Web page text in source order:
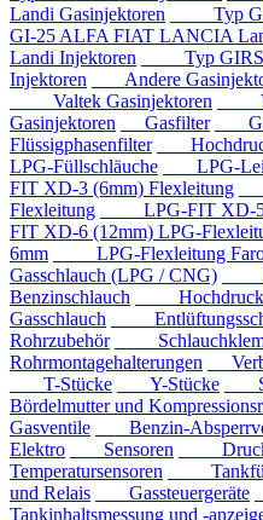
Landi Gasinjektoren
Typ GI-
GI-25 ALFA FIAT LANCIA
Landi Injektoren
Typ GIRS
Injektoren
Andere
Valtek Gasinjektoren
Gasinjektoren
Gasfilter
Flüssigphasenfilter
LPG-Füllschläuche
LPG-
FIT XD-3 (6mm) Flexleitung
Flexleitung
LPG-FIT XD-5
FIT XD-6 (12mm) LPG-
6mm
LPG-Flexleitung Faro
Gasschlauch (LPG / CNG)
Benzinschlauch
Hochdruck-
Gasschlauch
Rohrzubehör
Rohrmontagehalterungen
T-Stücke
Y-Stücke
Bördelmutter und
Gasventile
Benzin-
Elektro
Sensoren
Druck-
Temperatursensoren
und Relais
Gassteuergeräte
Tankinhaltsmessung und -